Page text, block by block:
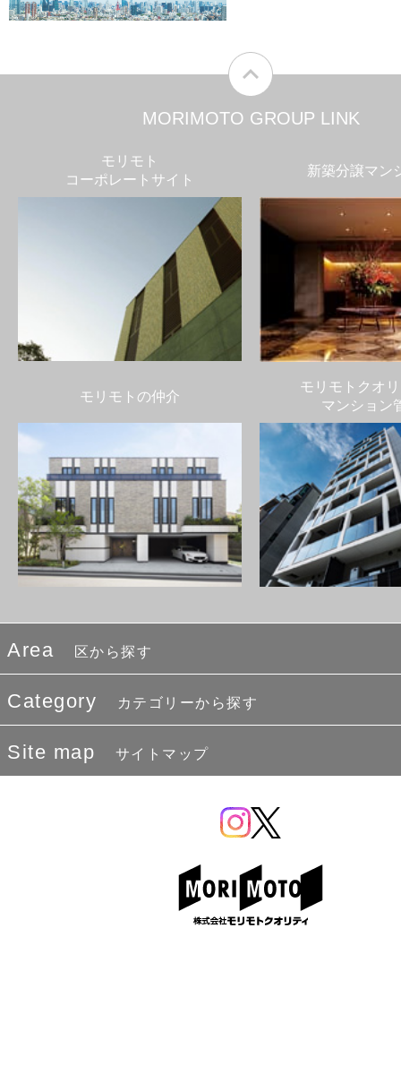
MORIMOTO GROUP LINK
モリモト
コーポレートサイト
新築分譲マン
モリモトの仲介
モリモトクオ
マンション
Area 区から探す
Category カテゴリーから探す
Site map サイトマップ